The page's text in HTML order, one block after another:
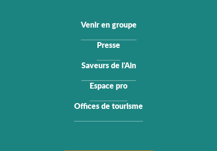
Venir en groupe
Presse
Saveurs de l'Ain
Espace pro
Offices de tourisme